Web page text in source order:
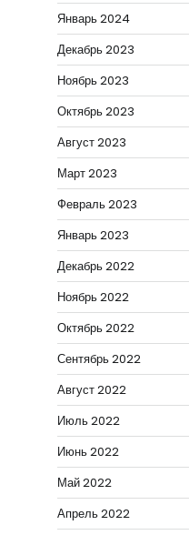
Январь 2024
Декабрь 2023
Ноябрь 2023
Октябрь 2023
Август 2023
Март 2023
Февраль 2023
Январь 2023
Декабрь 2022
Ноябрь 2022
Октябрь 2022
Сентябрь 2022
Август 2022
Июль 2022
Июнь 2022
Май 2022
Апрель 2022